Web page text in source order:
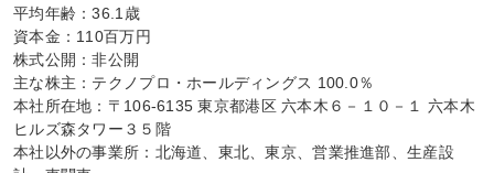
平均年齢：36.1歳
資本金：110百万円
株式公開：非公開
主な株主：テクノプロ・ホールディングス 100.0％
本社所在地：〒106-6135 東京都港区 六本木６－１０－１ 六本木
ヒルズ森タワー３５階
本社以外の事業所：北海道、東北、東京、営業推進部、生産設